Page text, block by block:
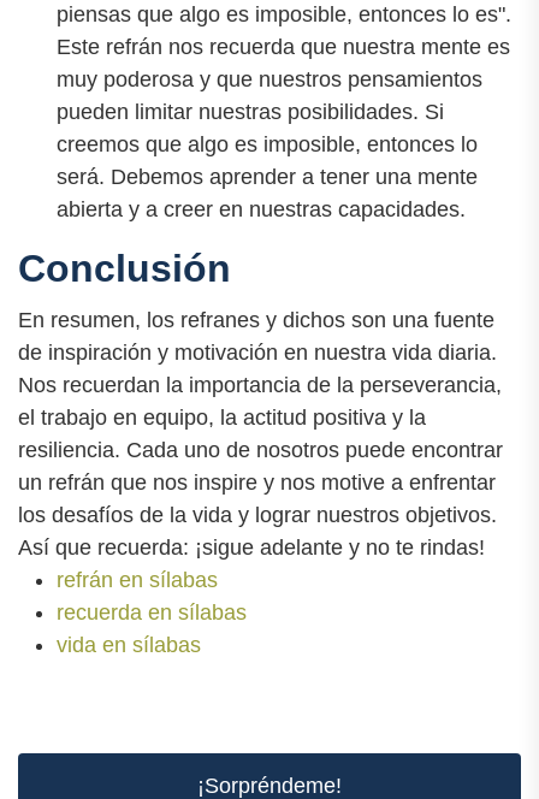
piensas que algo es imposible, entonces lo es".
Este refrán nos recuerda que nuestra mente es
muy poderosa y que nuestros pensamientos
pueden limitar nuestras posibilidades. Si
creemos que algo es imposible, entonces lo
será. Debemos aprender a tener una mente
abierta y a creer en nuestras capacidades.
Conclusión
En resumen, los refranes y dichos son una fuente
de inspiración y motivación en nuestra vida diaria.
Nos recuerdan la importancia de la perseverancia,
el trabajo en equipo, la actitud positiva y la
resiliencia. Cada uno de nosotros puede encontrar
un refrán que nos inspire y nos motive a enfrentar
los desafíos de la vida y lograr nuestros objetivos.
Así que recuerda: ¡sigue adelante y no te rindas!
refrán en sílabas
recuerda en sílabas
vida en sílabas
¡Sorpréndeme!